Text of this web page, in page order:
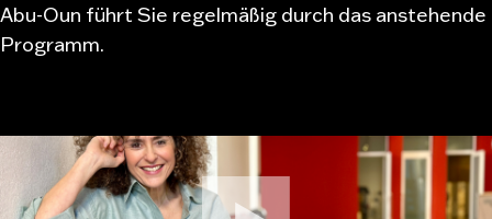
Abu-Oun führt Sie regelmäßig durch das anstehende
Programm.